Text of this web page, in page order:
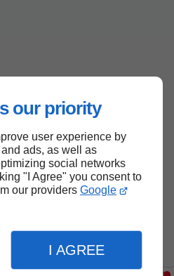
our priority
user experience by
ads, as well as
social networks
"I Agree" you consent to
our providers Google
I AGREE
de page